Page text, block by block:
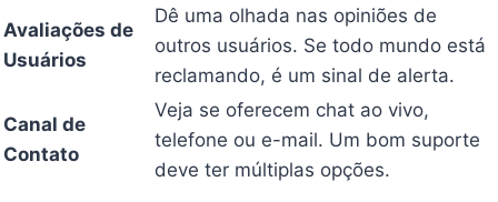
Avaliações de
Usuários
Dê uma olhada nas opiniões de
outros usuários. Se todo mundo está
reclamando, é um sinal de alerta.
Canal de
Contato
Veja se oferecem chat ao vivo,
telefone ou e-mail. Um bom suporte
deve ter múltiplas opções.